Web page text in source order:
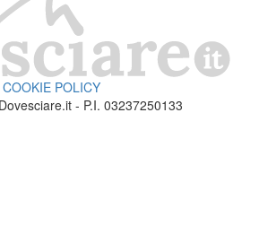
COOKIE POLICY
- P.I. 03237250133